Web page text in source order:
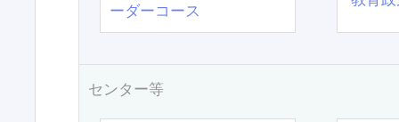
ーダーコース
センター等